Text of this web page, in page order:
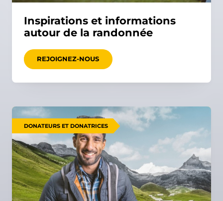
Inspirations et informations
autour de la randonnée
REJOIGNEZ-NOUS
DONATEURS ET DONATRICES